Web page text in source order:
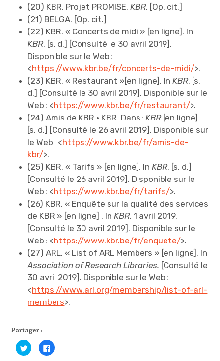
(20) KBR. Projet PROMISE.KBR. [Op. cit.]
(21) BELGA. [Op. cit.]
(22) KBR. « Concerts de midi » [en ligne]. ln
KBR. [s. d.] [Consulté le 30 avril 2019].
Disponible sur le Web :
<https://www.kbr.be/fr/concerts-de-midi/>.
(23) KBR. « Restaurant »[en ligne]. lnKBR. [s.
d.] [Consulté le 30 avril 2019]. Disponible sur le
Web : <https://www.kbr.be/fr/restaurant/>.
(24) Amis de KBR • KBR. Dans :KBR[en ligne].
[s. d.] [Consulté le 26 avril 2019]. Disponible sur
le Web : <https://www.kbr.be/fr/amis-de-
kbr/>.
(25) KBR. « Tarifs » [en ligne]. lnKBR. [s. d.]
[Consulté le 26 avril 2019]. Disponible sur le
Web : <https://www.kbr.be/fr/tarifs/>.
(26) KBR. « Enquête sur la qualité des services
de KBR » [en ligne] . lnKBR. 1 avril 2019.
[Consulté le 30 avril 2019]. Disponible sur le
Web : <https://www.kbr.be/fr/enquete/>.
(27) ARL. « List of ARL Members » [en ligne]. ln
Association of Research Libraries. [Consulté le
30 avril 2019]. Disponible sur le Web :
<https://www.arl.org/membership/list-of-arl-
members>.
Partager :
C
l
C
l